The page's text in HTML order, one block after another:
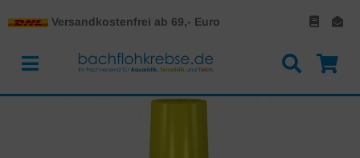
Versandkostenfrei ab 69,- Euro